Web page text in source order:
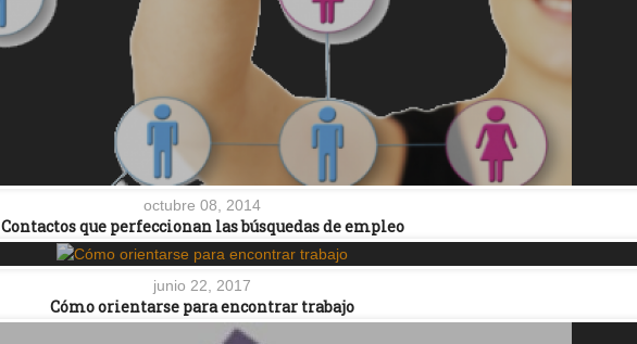
octubre 08, 2014
Contactos que perfeccionan las búsquedas de empleo
junio 22, 2017
Cómo orientarse para encontrar trabajo